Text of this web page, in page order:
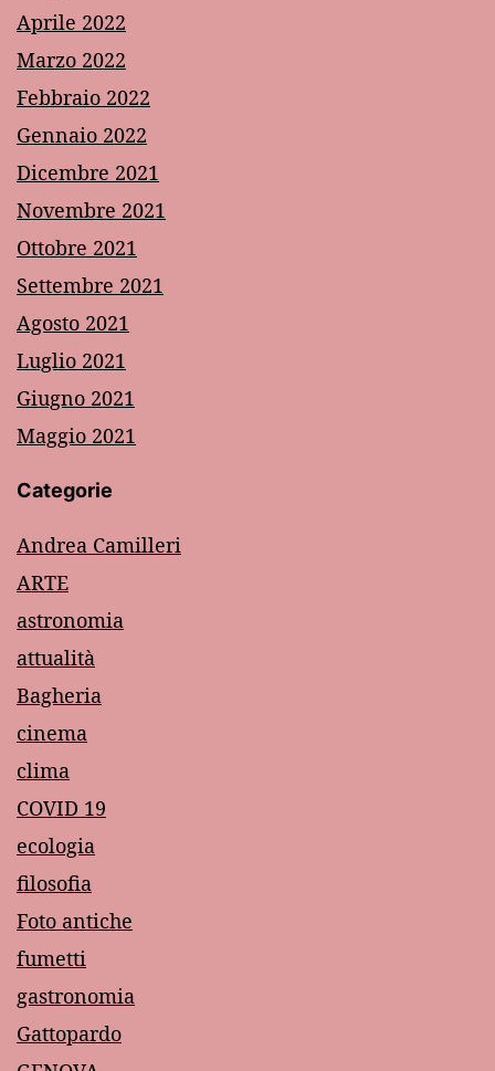
Aprile 2022
Marzo 2022
Febbraio 2022
Gennaio 2022
Dicembre 2021
Novembre 2021
Ottobre 2021
Settembre 2021
Agosto 2021
Luglio 2021
Giugno 2021
Maggio 2021
Categorie
Andrea Camilleri
ARTE
astronomia
attualità
Bagheria
cinema
clima
COVID 19
ecologia
filosofia
Foto antiche
fumetti
gastronomia
Gattopardo